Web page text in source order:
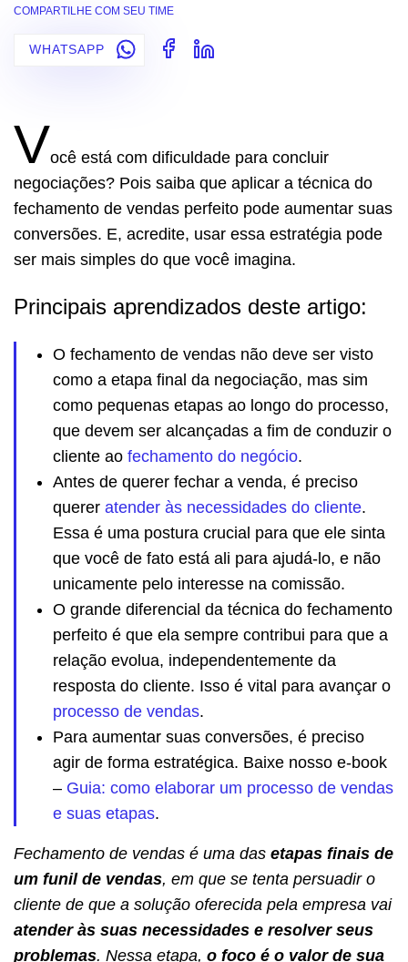
COMPARTILHE COM SEU TIME
WHATSAPP
Você está com dificuldade para concluir
negociações? Pois saiba que aplicar a técnica do
fechamento de vendas perfeito pode aumentar suas
conversões. E, acredite, usar essa estratégia pode
ser mais simples do que você imagina.
Principais aprendizados deste artigo:
O fechamento de vendas não deve ser visto
como a etapa final da negociação, mas sim
como pequenas etapas ao longo do processo,
que devem ser alcançadas a fim de conduzir o
cliente ao fechamento do negócio.
Antes de querer fechar a venda, é preciso
querer atender às necessidades do cliente.
Essa é uma postura crucial para que ele sinta
que você de fato está ali para ajudá-lo, e não
unicamente pelo interesse na comissão.
O grande diferencial da técnica do fechamento
perfeito é que ela sempre contribui para que a
relação evolua, independentemente da
resposta do cliente. Isso é vital para avançar o
processo de vendas.
Para aumentar suas conversões, é preciso
agir de forma estratégica. Baixe nosso e-book
– Guia: como elaborar um processo de vendas
e suas etapas.
Fechamento de vendas é uma das etapas finais de
um funil de vendas, em que se tenta persuadir o
cliente de que a solução oferecida pela empresa vai
atender às suas necessidades e resolver seus
problemas. Nessa etapa, o foco é o valor de sua